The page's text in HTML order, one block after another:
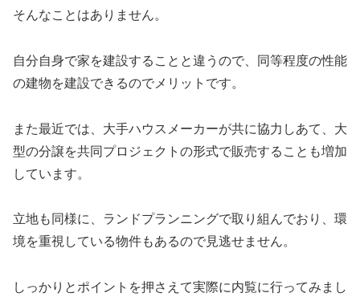
そんなことはありません。
自分自身で家を建設することと違うので、同等程度の性能
の建物を建設できるのでメリットです。
また最近では、大手ハウスメーカーが共に協力しあて、大
型の分譲を共同プロジェクトの形式で販売することも増加
しています。
立地も同様に、ランドプランニングで取り組んでおり、環
境を重視している物件もあるので見逃せません。
しっかりとポイントを押さえて実際に内覧に行ってみまし